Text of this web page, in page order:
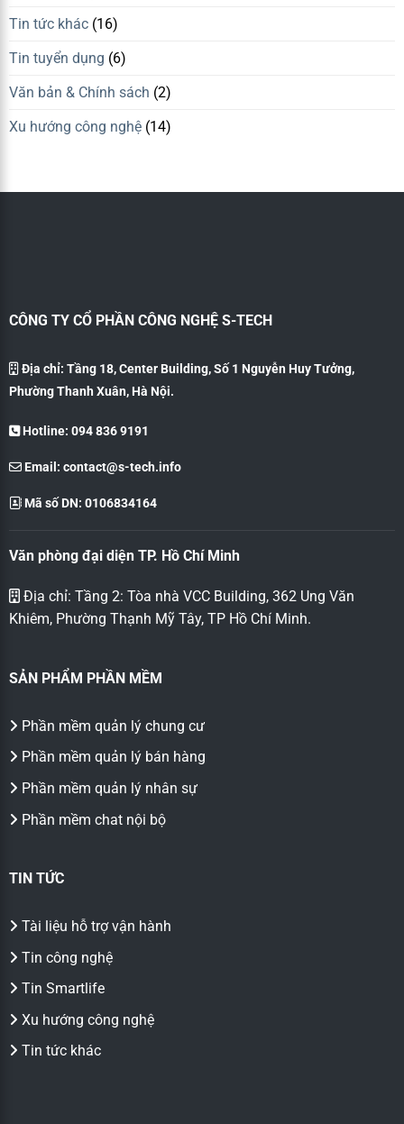
Tin tức khác (16)
Tin tuyển dụng (6)
Văn bản & Chính sách (2)
Xu hướng công nghệ (14)
CÔNG TY CỔ PHẦN CÔNG NGHỆ S-TECH
Địa chỉ: Tầng 18, Center Building, Số 1 Nguyễn Huy Tưởng,
Phường Thanh Xuân, Hà Nội.
Hotline: 094 836 9191
Email: contact@s-tech.info
Mã số DN: 0106834164
Văn phòng đại diện TP. Hồ Chí Minh
Địa chỉ: Tầng 2: Tòa nhà VCC Building, 362 Ung Văn
Khiêm, Phường Thạnh Mỹ Tây, TP Hồ Chí Minh.
SẢN PHẨM PHẦN MỀM
Phần mềm quản lý chung cư
Phần mềm quản lý bán hàng
Phần mềm quản lý nhân sự
Phần mềm chat nội bộ
TIN TỨC
Tài liệu hỗ trợ vận hành
Tin công nghệ
Tin Smartlife
Xu hướng công nghệ
Tin tức khác